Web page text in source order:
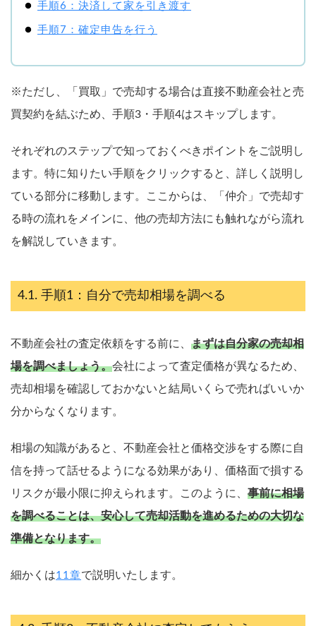
手順6：決済して家を引き渡す
手順7：確定申告を行う
※ただし、「買取」で売却する場合は直接不動産会社と売
買契約を結ぶため、手順3・手順4はスキップします。
それぞれのステップで知っておくべきポイントをご説明し
ます。特に知りたい手順をクリックすると、詳しく説明し
ている部分に移動します。ここからは、「仲介」で売却す
る時の流れをメインに、他の売却方法にも触れながら流れ
を解説していきます。
手順1：自分で売却相場を調べる
不動産会社の査定依頼をする前に、 まずは自分家の売却相
場を調べましょう。会社によって査定価格が異なるため、
売却相場を確認しておかないと結局いくらで売ればいいか
分からなくなります。
相場の知識があると、不動産会社と価格交渉をする際に自
信を持って話せるようになる効果があり、価格面で損する
リスクが最小限に抑えられます。このように、 事前に相場
を調べることは、安心して売却活動を進めるための大切な
準備となります。
細かくは11章で説明いたします。